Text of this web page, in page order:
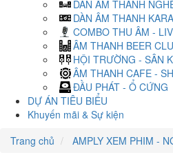
DÀN ÂM THANH
DÀN ÂM THANH
COMBO THU ÂM -
ÂM THANH BEER
HỘI TRƯỜNG - SÂN
ÂM THANH CAFE -
ĐẦU PHÁT - Ổ CỨNG
DỰ ÁN TIÊU BIỂU
Khuyến mãi & Sự kiện
Trang chủ
AMPLY XEM PHIM -